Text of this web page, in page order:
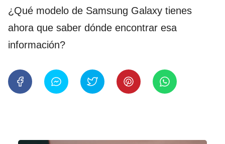
¿Qué modelo de Samsung Galaxy tienes
ahora que saber dónde encontrar esa
información?